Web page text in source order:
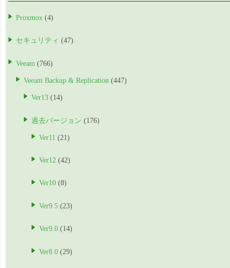
Proxmox (4)
セキュリティ (47)
Veeam (766)
Veeam Backup & Replication (447)
Ver13 (14)
過去バージョン (176)
Ver11 (21)
Ver12 (42)
Ver10 (8)
Ver9.5 (23)
Ver9.0 (14)
Ver8.0 (29)